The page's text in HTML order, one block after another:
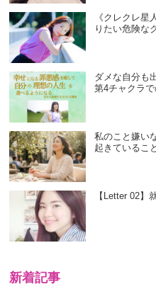
《クレクレ星
りたい危険な
ダメな自分も
第4チャクラ
私のこと嫌い
起きていること
【Letter 02】
新着記事